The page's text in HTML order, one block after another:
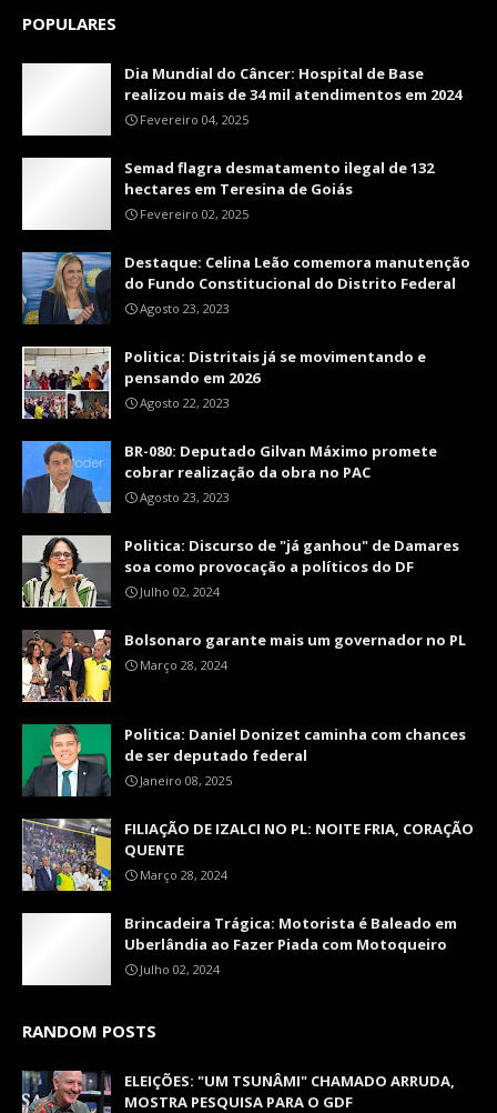
POPULARES
Dia Mundial do Câncer: Hospital de Base
realizou mais de 34 mil atendimentos em 2024
Fevereiro 04, 2025
Semad flagra desmatamento ilegal de 132
hectares em Teresina de Goiás
Fevereiro 02, 2025
Destaque: Celina Leão comemora manutenção
do Fundo Constitucional do Distrito Federal
Agosto 23, 2023
Politica: Distritais já se movimentando e
pensando em 2026
Agosto 22, 2023
BR-080: Deputado Gilvan Máximo promete
cobrar realização da obra no PAC
Agosto 23, 2023
Politica: Discurso de "já ganhou" de Damares
soa como provocação a políticos do DF
Julho 02, 2024
Bolsonaro garante mais um governador no PL
Março 28, 2024
Politica: Daniel Donizet caminha com chances
de ser deputado federal
Janeiro 08, 2025
FILIAÇÃO DE IZALCI NO PL: NOITE FRIA, CORAÇÃO
QUENTE
Março 28, 2024
Brincadeira Trágica: Motorista é Baleado em
Uberlândia ao Fazer Piada com Motoqueiro
Julho 02, 2024
RANDOM POSTS
ELEIÇÕES: "UM TSUNÂMI" CHAMADO ARRUDA,
MOSTRA PESQUISA PARA O GDF